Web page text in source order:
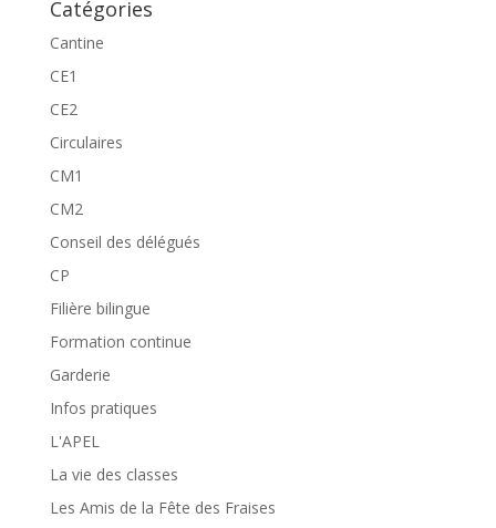
Catégories
Cantine
CE1
CE2
Circulaires
CM1
CM2
Conseil des délégués
CP
Filière bilingue
Formation continue
Garderie
Infos pratiques
L'APEL
La vie des classes
Les Amis de la Fête des Fraises